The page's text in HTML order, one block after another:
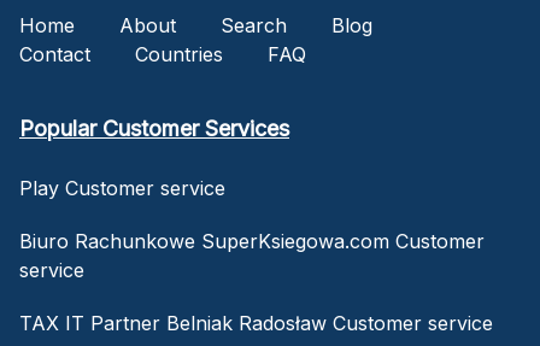
Home About Search
Blog
Contact
Countries FAQ
Popular Customer Services
Play Customer service
Biuro Rachunkowe SuperKsiegowa.com Customer
service
TAX IT Partner Belniak Radosław Customer service